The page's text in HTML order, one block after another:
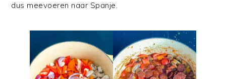
dus meevoeren naar Spanje.